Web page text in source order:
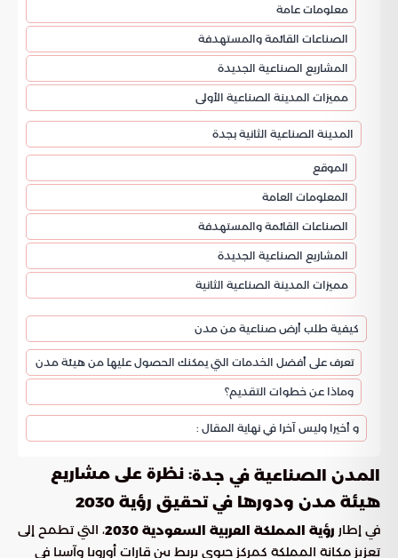
معلومات عامة
الصناعات القائمة والمستهدفة
المشاريع الصناعية الجديدة
مميزات المدينة الصناعية الأولى
المدينة الصناعية الثانية بجدة
الموقع
المعلومات العامة
الصناعات القائمة والمستهدفة
المشاريع الصناعية الجديدة
مميزات المدينة الصناعية الثانية
كيفية طلب أرض صناعية من مدن
تعرف على أفضل الخدمات التي يمكنك الحصول عليها من هيئة مدن
وماذا عن خطوات التقديم؟
و أخيرا وليس آخرا في نهاية المقال :
المدن الصناعية في جدة: نظرة على مشاريع
هيئة مدن ودورها في تحقيق رؤية 2030
في إطار رؤية المملكة العربية السعودية 2030
، التي تطمح إلى
تعزيز مكانة المملكة كمركز حيوي يربط بين قارات أوروبا وآسيا في